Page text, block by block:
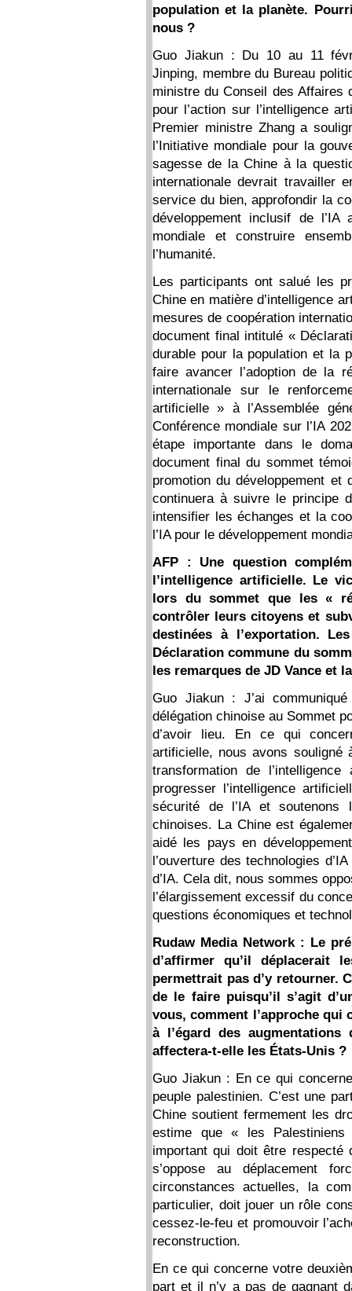
population et la planète.
nous ?
Guo Jiakun : Du 10 au 11
Jinping, membre du Bureau
ministre du Conseil des Affaires
pour l’action sur l’intelligence
Premier ministre Zhang a
l’Initiative mondiale pour la
sagesse de la Chine à la
internationale devrait travailler
service du bien, approfondir la
développement inclusif de
mondiale et construire
l’humanité.
Les participants ont salué les
Chine en matière d’intelligence
mesures de coopération
document final intitulé «
durable pour la population et la
faire avancer l’adoption de la
internationale sur le
artificielle » à l’Assemblée
Conférence mondiale sur l’IA
étape importante dans le
document final du sommet
promotion du développement et
continuera à suivre le principe
intensifier les échanges et la
l’IA pour le développement
AFP : Une question
l’intelligence artificielle. Le
lors du sommet que les «
contrôler leurs citoyens et
destinées à l’exportation.
Déclaration commune du
les remarques de JD Vance et
Guo Jiakun : J’ai
délégation chinoise au Sommet
d’avoir lieu. En ce qui
artificielle, nous avons souligné
transformation de
progresser l’intelligence
sécurité de l’IA et soutenons
chinoises. La Chine est
aidé les pays en
l’ouverture des technologies
d’IA. Cela dit, nous sommes
l’élargissement excessif du
questions économiques et
Rudaw Media Network : Le
d’affirmer qu’il déplacerait
permettrait pas d’y retourner.
de le faire puisqu’il s’agit
vous, comment l’approche
à l’égard des
affectera-t-elle les États-Unis ?
Guo Jiakun : En ce qui
peuple palestinien. C’est une
Chine soutient fermement les
estime que « les
important qui doit être respecté
s’oppose au déplacement
circonstances actuelles, la
particulier, doit jouer un rôle
cessez-le-feu et promouvoir
reconstruction.
En ce qui concerne votre
part et il n’y a pas de gagnant